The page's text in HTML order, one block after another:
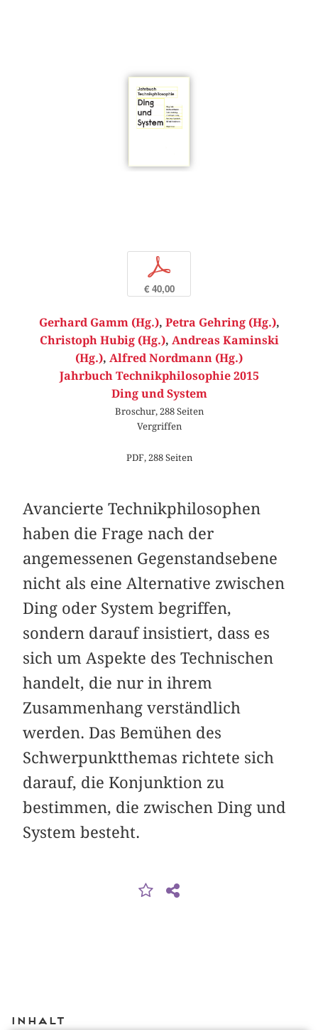
p
€ 40,00
Gerhard Gamm (Hg.), Petra Gehring (Hg.),
Christoph Hubig (Hg.), Andreas Kaminski
(Hg.), Alfred Nordmann (Hg.)
Jahrbuch Technikphilosophie 2015
Ding und System
Broschur, 288 Seiten
Vergriffen
PDF, 288 Seiten
Avancierte Technikphilosophen
haben die Frage nach der
angemessenen Gegenstandsebene
nicht als eine Alternative zwischen
Ding oder System begriffen,
sondern darauf insistiert, dass es
sich um Aspekte des Technischen
handelt, die nur in ihrem
Zusammenhang verständlich
werden. Das Bemühen des
Schwerpunktthemas richtete sich
darauf, die Konjunktion zu
bestimmen, die zwischen Ding und
System besteht.
Inhalt